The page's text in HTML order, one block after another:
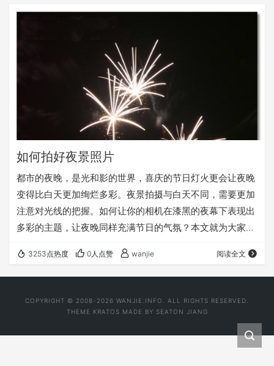
如何拍好夜景照片
都市的夜晚，是光和影的世界，喜庆的节日灯火更会让夜晚
变得比白天更加绚烂多彩。夜景拍摄与白天不同，需要更加
注意对光线的把握。如何让你的相机在漆黑的夜幕下表现出
多彩的主题，让夜晚同样充满节日的气氛？本文就为大家详
3253点热度 0人点赞 wanjie 阅读全文
COPYRIGHT © 2008-2026 WANJIE.INFO. ALL RIGHTS RESERVED.
THEME KRATOS MADE BY SEATON JIANG